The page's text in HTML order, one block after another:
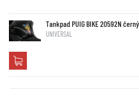
Tankpad PUIG BIKE 20592N černý
UNIVERSAL